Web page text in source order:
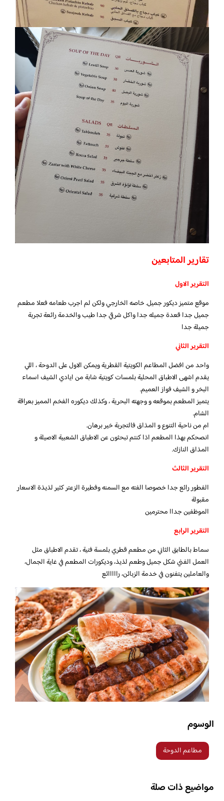
تقارير المتابعين
التقرير الاول
موقع متميز ديكور جميل. خاصه الخارجي ولكن لم اجرب طعامه فعلا مطعم
جميل جدا قعدة جميله جدا واكل شرقي جدا طيب والخدمة رائعة تجربة
جميلة جدا
التقرير الثاني
واحد من افضل المطاعم الكويتية القطرية ويمكن الاول على الدوحة ، اللي
يقدم اشهى الاطباق المحلية بلمسات كويتية شابة من ايادي الشيف اسماء
البخر و الشيف فواز العميم.
يتميز المطعم بموقعه و وجهته البحرية ، وكذلك ديكوره الفخم المميز بعراقة
الشام.
ام من ناحية التنوع و المذاق فالتجربة خير برهان.
انصحكم بهذا المطعم اذا كنتم تبحثون عن الاطباق الشعبية الاصيلة و
المذاق النازك.
التقرير الثالث
الفطور رائع جدا خصوصا الفته مع السمنه وفطيرة الزعتر كثير لذيذة الاسعار
مقبولة
الموظفين جداا محترمين
التقرير الرابع
سماط بالطابق الثاني من مطعم قطري بلمسة فنية ، تقدم الاطباق مثل
العمل الفني شكل جميل وطعم لذيذ، وديكورات المطعم في غاية الجمال،
والعاملين يتفنون في خدمة الزبائن، رااااائع
الوسوم
مطاعم الدوحة
مواضيع ذات صلة